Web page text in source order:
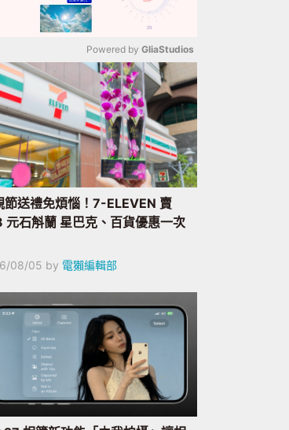
Mute
Powered by GliaStudios
節送禮免煩惱！7-ELEVEN 賣
元石斛蘭 星巴克、百貨優惠一次
08/05 by 電獺編輯部